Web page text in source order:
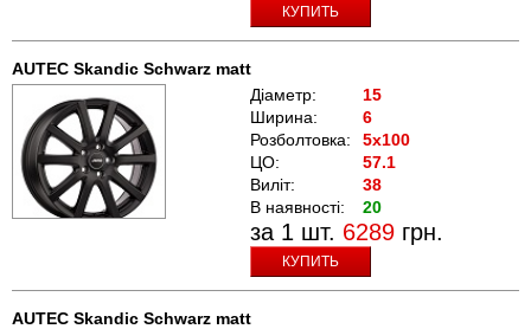
КУПИТЬ
AUTEC Skandic Schwarz matt
Діаметр:
15
Ширина:
6
Розболтовка:
5x100
ЦО:
57.1
Виліт:
38
В наявності:
20
за 1 шт. 6289 грн.
КУПИТЬ
AUTEC Skandic Schwarz matt